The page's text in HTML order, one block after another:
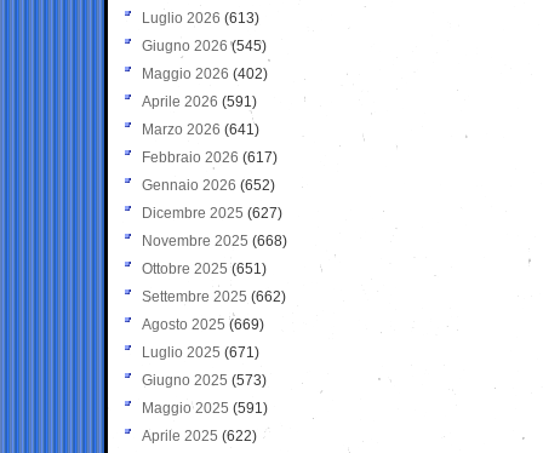
Luglio 2026 (613)
Giugno 2026 (545)
Maggio 2026 (402)
Aprile 2026 (591)
Marzo 2026 (641)
Febbraio 2026 (617)
Gennaio 2026 (652)
Dicembre 2025 (627)
Novembre 2025 (668)
Ottobre 2025 (651)
Settembre 2025 (662)
Agosto 2025 (669)
Luglio 2025 (671)
Giugno 2025 (573)
Maggio 2025 (591)
Aprile 2025 (622)